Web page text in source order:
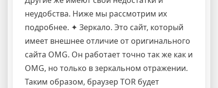
неудобства. Ниже мы рассмотрим их
подробнее. ✦ Зеркало. Это сайт, который
имеет внешнее отличие от оригинального
сайта OMG. Он работает точно так же как и
OMG, но только в зеркальном отражении.
Таким образом, браузер TOR будет